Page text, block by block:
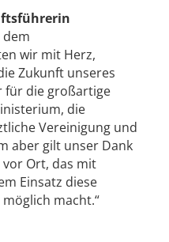
dem
wir mit Herz,
Zukunft unseres
für die großartige
die
Vereinigung und
aber gilt unser Dank
Ort, das mit
Einsatz diese
macht.“